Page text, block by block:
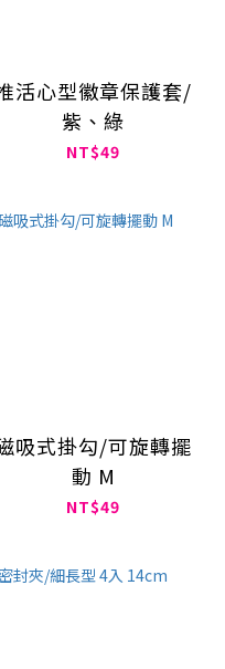
活心型徽章保護套/
紫、綠
NT$49
吸式掛勾/可旋轉擺
動 M
NT$49